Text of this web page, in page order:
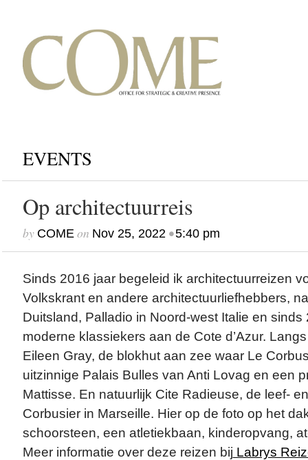
EVENTS
Op architectuurreis
by COMEon Nov 25, 2022•5:40 pm
Sinds 2016 jaar begeleid ik architectuurreizen
Volkskrant en andere architectuurliefhebbers,
Duitsland, Palladio in Noord-west Italie en
moderne klassiekers aan de Cote d’Azur.
Eileen Gray, de blokhut aan zee waar Le
uitzinnige Palais Bulles van Anti Lovag en een
Mattisse. En natuurlijk Cite Radieuse, de leef-
Corbusier in Marseille. Hier op de foto op het
schoorsteen, een atletiekbaan, kinderopvang,
Meer informatie over deze reizen bij Labrys